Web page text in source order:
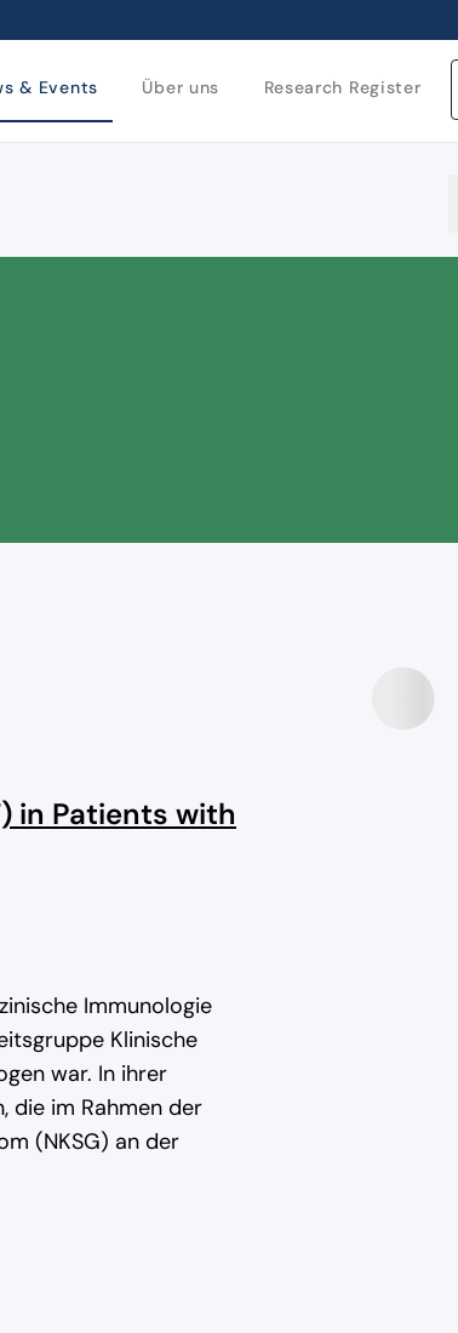
& Events Über uns Research Register
in Patients with
Immunologie
Klinische
war. In ihrer
die im Rahmen der
(NKSG) an der